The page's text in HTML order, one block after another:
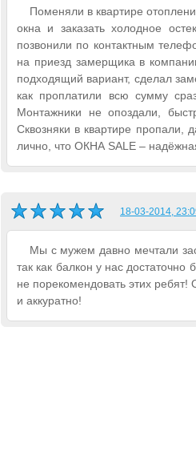
Поменяли в квартире
окна и заказать холодное
позвонили по контактным
на приезд замерщика в
подходящий вариант, сделал
как проплатили всю сумму
Монтажники не опоздали,
Сквозняки в квартире пропали,
лично, что ОКНА SALE –
18-03-2014,
Мы с мужем давно мечтали
так как балкон у нас
не порекомендовать этих
и аккуратно!